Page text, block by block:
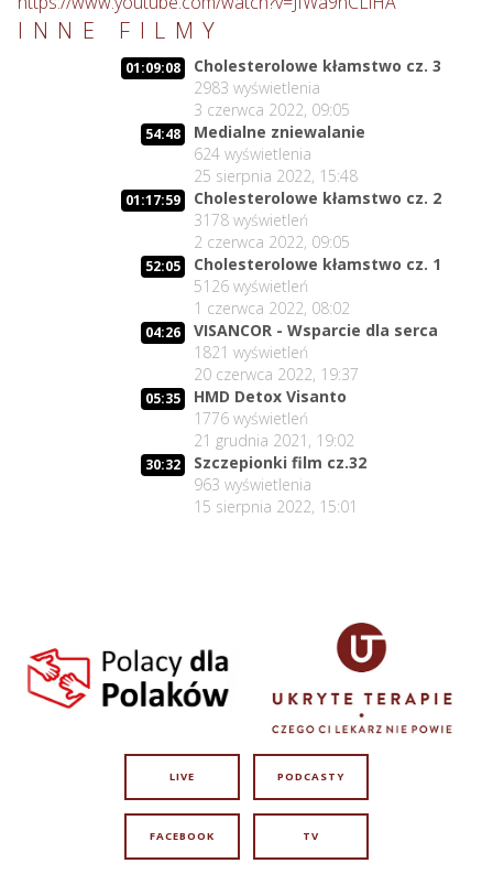
INNE FILMY
01:09:08
Cholesterolowe kłamstwo cz. 3
2983 wyświetlenia
3 czerwca 2022, 09:05
54:48
Medialne zniewalanie
624 wyświetlenia
25 sierpnia 2022, 15:48
01:17:59
Cholesterolowe kłamstwo cz. 2
3178 wyświetleń
2 czerwca 2022, 09:05
52:05
Cholesterolowe kłamstwo cz. 1
5126 wyświetleń
1 czerwca 2022, 08:02
04:26
VISANCOR - Wsparcie dla serca
1821 wyświetleń
20 czerwca 2022, 19:37
05:35
HMD Detox Visanto
1776 wyświetleń
21 grudnia 2021, 19:02
30:32
Szczepionki film cz.32
963 wyświetlenia
15 sierpnia 2022, 15:01
LIVE PODCASTY
FACEBOOK TV